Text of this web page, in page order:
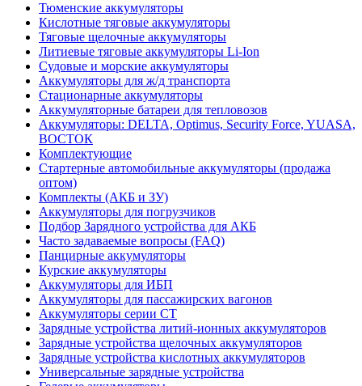
Тюменские аккумуляторы
Кислотные тяговые аккумуляторы
Тяговые щелочные аккумуляторы
Литиевые тяговые аккумуляторы Li-Ion
Судовые и морские аккумуляторы
Аккумуляторы для ж/д транспорта
Стационарные аккумуляторы
Аккумуляторные батареи для тепловозов
Аккумуляторы: DELTA, Optimus, Security Force, YUASA,
ВОСТОК
Комплектующие
Стартерные автомобильные аккумуляторы (продажа
оптом)
Комплекты (АКБ и ЗУ)
Аккумуляторы для погрузчиков
Подбор Зарядного устройства для АКБ
Часто задаваемые вопросы (FAQ)
Панцирные аккумуляторы
Курские аккумуляторы
Аккумуляторы для ИБП
Аккумуляторы для пассажирских вагонов
Аккумуляторы серии СТ
Зарядные устройства литий-ионных аккумуляторов
Зарядные устройства щелочных аккумуляторов
Зарядные устройства кислотных аккумуляторов
Универсальные зарядные устройства